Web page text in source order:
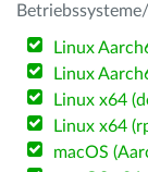
Linux
Linux
Linux x64
Linux x64
macOS